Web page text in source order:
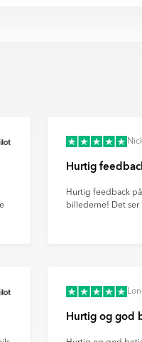
og andre faktorer.
er du med til at støtte en
Hurtig
Hurtig feedback
billederne! Det
Hurtig og god